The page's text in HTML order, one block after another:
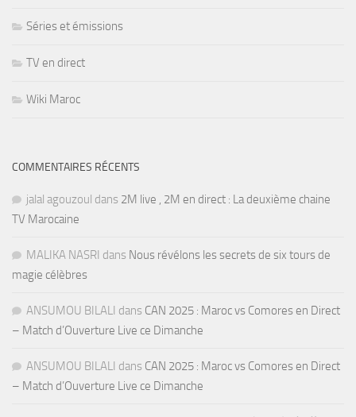
Séries et émissions
TV en direct
Wiki Maroc
COMMENTAIRES RÉCENTS
jalal agouzoul dans 2M live , 2M en direct : La deuxième chaine
TV Marocaine
MALIKA NASRI dans Nous révélons les secrets de six tours de
magie célèbres
ANSUMOU BILALI dans CAN 2025 : Maroc vs Comores en Direct
– Match d’Ouverture Live ce Dimanche
ANSUMOU BILALI dans CAN 2025 : Maroc vs Comores en Direct
– Match d’Ouverture Live ce Dimanche